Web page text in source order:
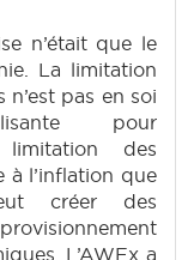
n’était que le
La limitation
pas en soi
pour
limitation des
à l’inflation que
créer des
L’AWEx a